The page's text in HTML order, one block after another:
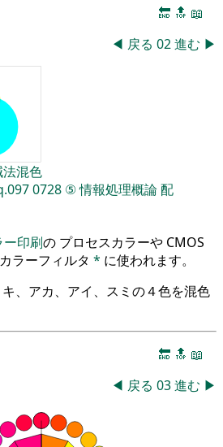
🔚 🔝 📖
◀ 戻る 02進む ▶
法混色
0728 ⑤情報処理概論配
ー印刷の プロセスカラーや CMOS
ラーフィルタ * に使われます。
、アカ、アイ、スミの４色を混色
🔚 🔝 📖
◀ 戻る 03進む ▶